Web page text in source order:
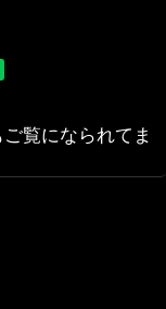
覧になられてま